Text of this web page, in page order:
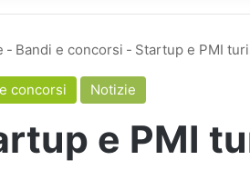
- Bandi e concorsi - Startup e PMI
concorsi Notizie
e PMI